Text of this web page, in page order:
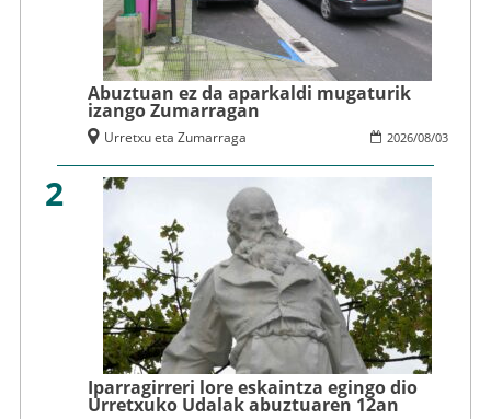
Abuztuan ez da aparkaldi mugaturik
izango Zumarragan
2026/08/03
Urretxu eta Zumarraga
2
Iparragirreri lore eskaintza egingo dio
Urretxuko Udalak abuztuaren 12an